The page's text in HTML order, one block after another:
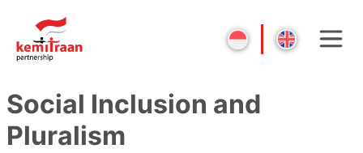
Social Inclusion and
Pluralism